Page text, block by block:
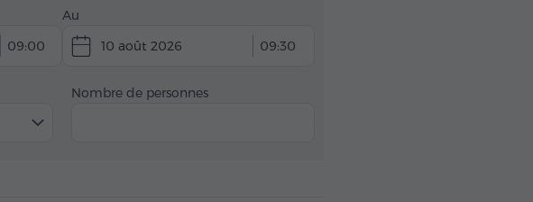
09:00
Au
10 août 2026
09:30
Nombre de personnes